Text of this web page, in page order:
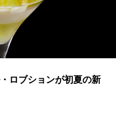
ロブションが初夏の新